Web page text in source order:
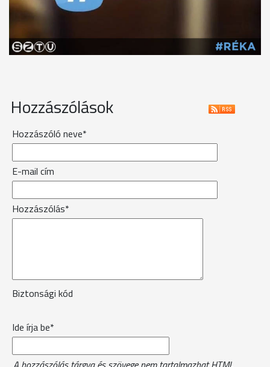
Hozzászólások
Hozzászóló neve*
E-mail cím
Hozzászólás*
Biztonsági kód
Ide írja be*